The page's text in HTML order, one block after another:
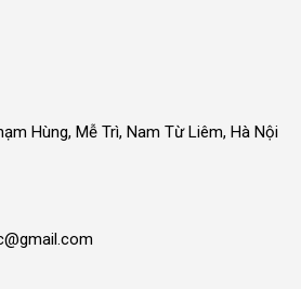
Hùng, Mễ Trì, Nam Từ Liêm, Hà Nội